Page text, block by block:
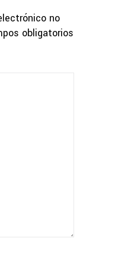
no
obligatorios